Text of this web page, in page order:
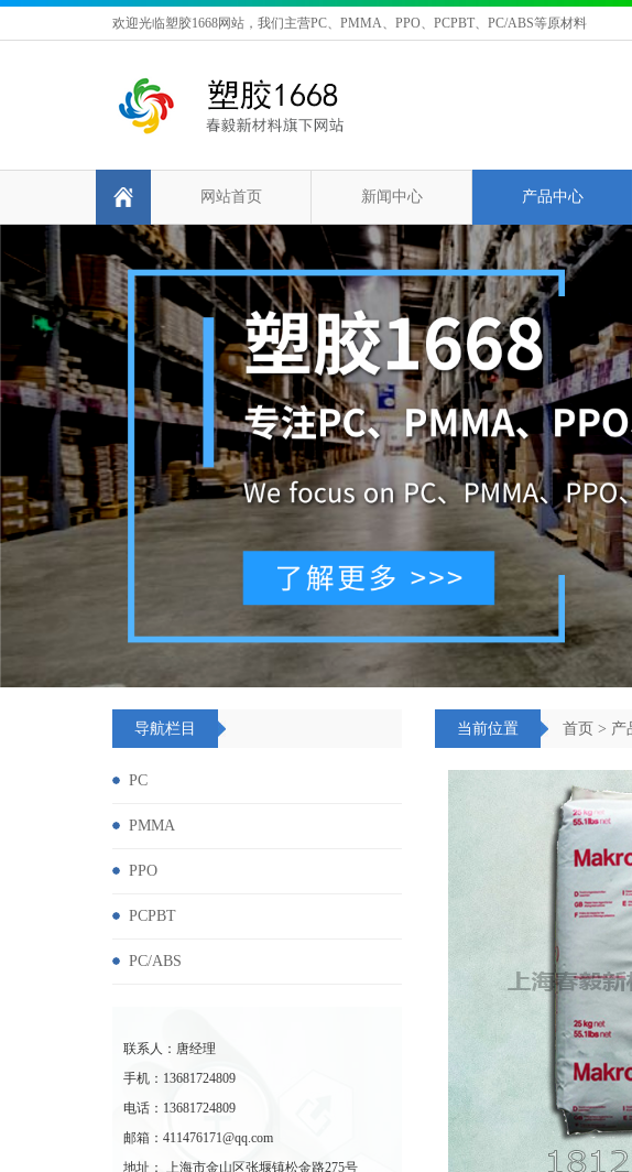
欢迎光临塑胶1668网站，我们主营PC、PMMA、PPO、PCPBT、PC/ABS等原材料
网站首页 新闻中心 产品中心
当前位置 首页 > 产
导航栏目
PC
PMMA
PPO
PCPBT
PC/ABS
联系人：唐经理
手机：13681724809
电话：13681724809
邮箱：411476171@qq.com
地址： 上海市金山区张堰镇松金路275号